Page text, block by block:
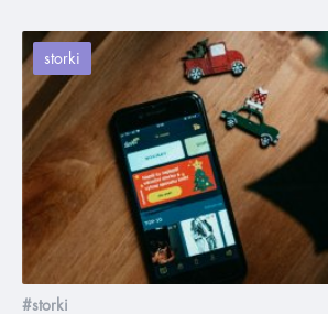
storki
#storki